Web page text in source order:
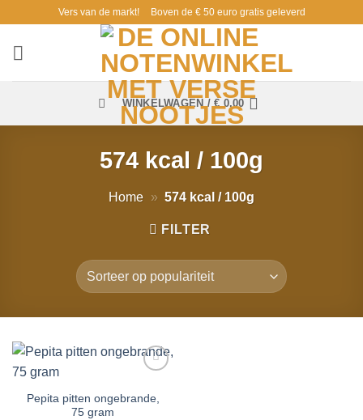
inhoud
Vers van de markt! Boven de € 50 euro gratis geleverd
WINKELWAGEN /€ 0,00
574 kcal / 100g
Home » 574 kcal / 100g
FILTER
aan
verlanglijst
Pepita pitten ongebrande,
75 gram